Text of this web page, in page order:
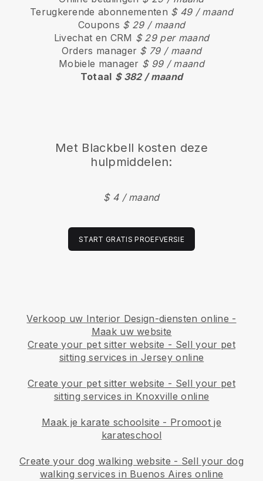
Terugkerende abonnementen $ 49 / maand
Coupons $ 29 / maand
Livechat en CRM $ 29 per maand
Orders manager $ 79 / maand
Mobiele manager $ 99 / maand
Totaal $ 382 / maand
Met Blackbell kosten deze
hulpmiddelen:
$ 4 / maand
START GRATIS PROEFVERSIE
Verkoop uw Interior Design-diensten online -
Maak uw website
Create your pet sitter website - Sell your pet
sitting services in Jersey online
Create your pet sitter website - Sell your pet
sitting services in Knoxville online
Maak je karate schoolsite - Promoot je
karateschool
Create your dog walking website - Sell your dog
walking services in Buenos Aires online